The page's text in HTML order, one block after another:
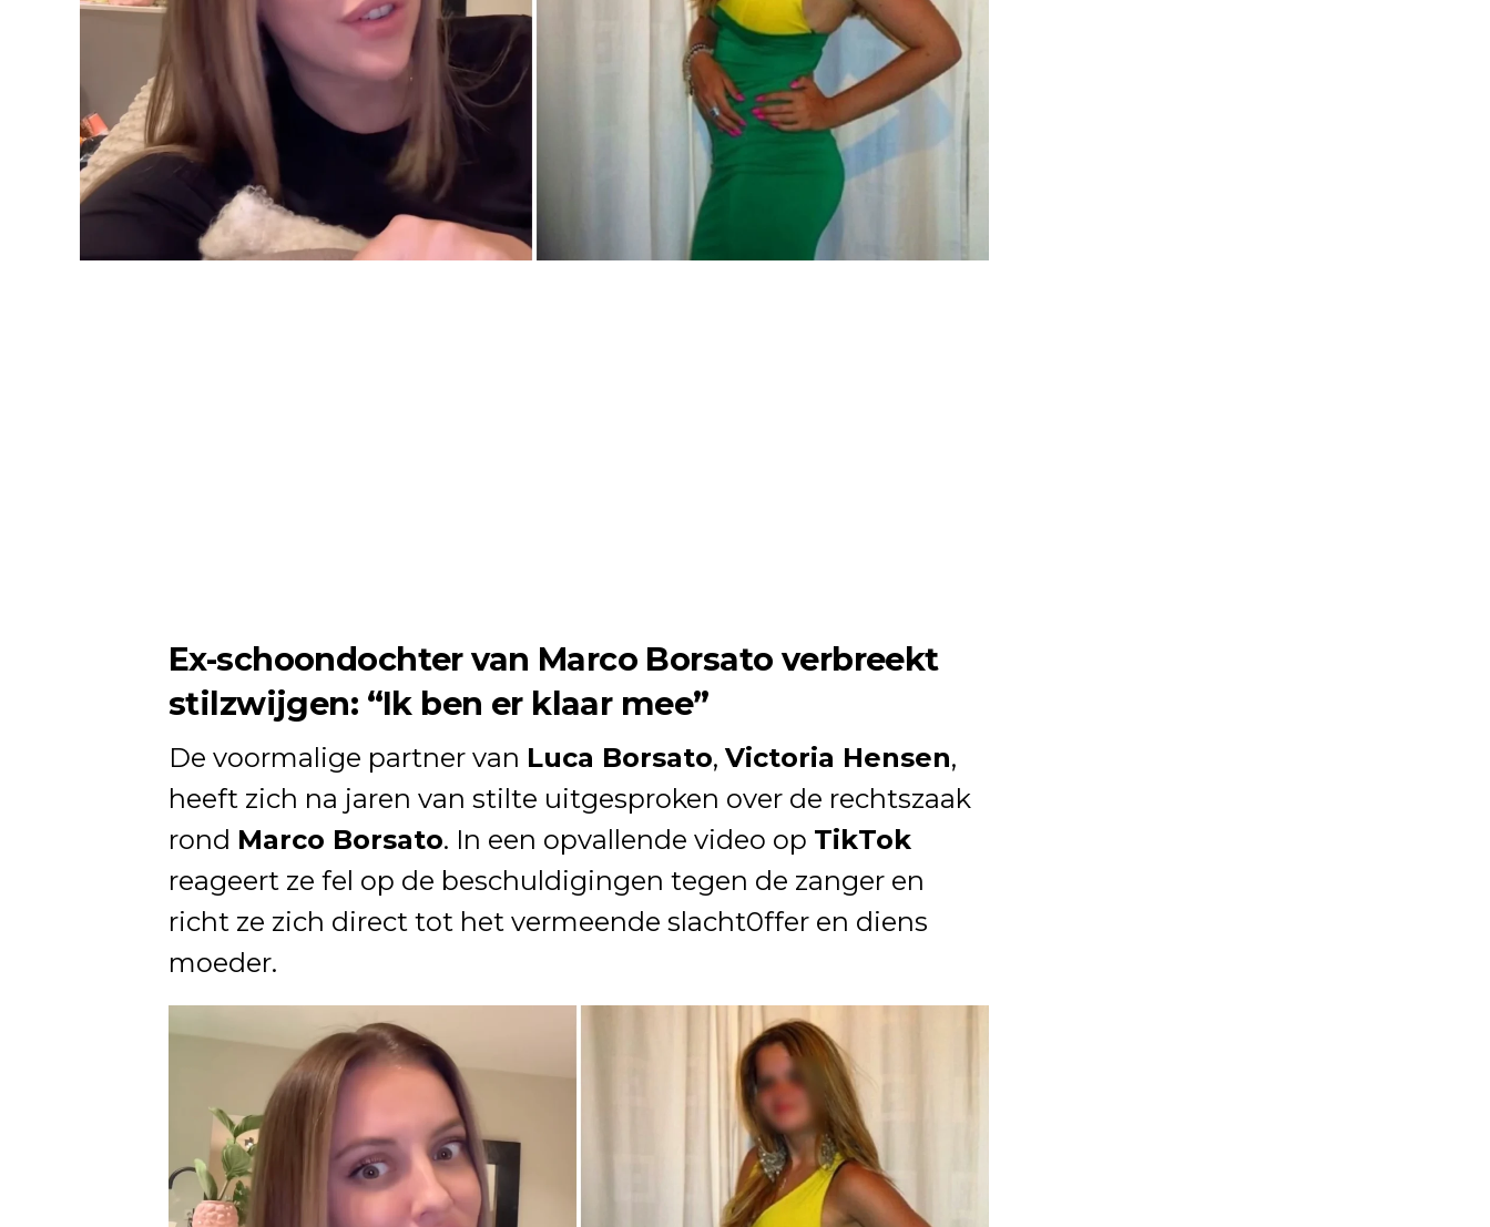
Ex-schoondochter van Marco Borsato verbreekt
stilzwijgen: “Ik ben er klaar mee”
De voormalige partner van Luca Borsato, Victoria Hensen,
heeft zich na jaren van stilte uitgesproken over de rechtszaak
rond Marco Borsato. In een opvallende video op TikTok
reageert ze fel op de beschuldigingen tegen de zanger en
richt ze zich direct tot het vermeende slacht0ffer en diens
moeder.